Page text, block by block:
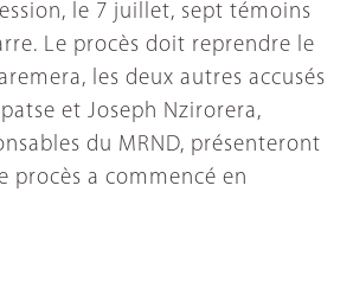
le 7 juillet, sept témoins
Le procès doit reprendre le
les deux autres accusés
et Joseph Nzirorera,
du MRND, présenteront
procès a commencé en